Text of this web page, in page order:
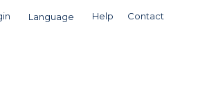
Language Help Contact